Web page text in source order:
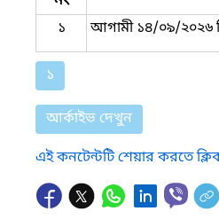
১
আগামী ১৪/০৯/২০২৬
১
আর্কাইভ দেখুন
এই কনটেন্টটি শেয়ার করতে